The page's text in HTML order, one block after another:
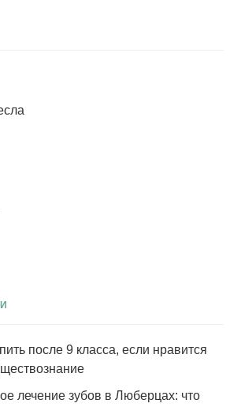
после 9 класса, если нравится
лечение зубов в Люберцах: что